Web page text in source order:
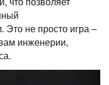
Это не просто игра –
инженерии,